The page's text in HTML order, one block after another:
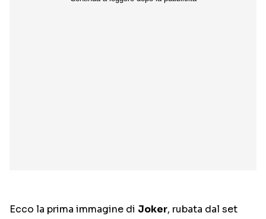
Ecco la prima immagine di Joker, rubata dal set